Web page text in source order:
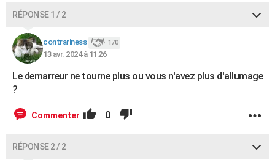
S'inscrire
Se connecter
Lycées
Collèges
Primaires
Universités
Entreprises
Service militaire
Avis de recherche
AVIS DE DÉCÈS
FORUM
RÉPONSE 1 / 2
contrariness 170
13 avr. 2024 à 11:26
Le demarreur ne tourne plus ou vous n'avez plus d'allumage
?
Commenter 0
RÉPONSE 2 / 2